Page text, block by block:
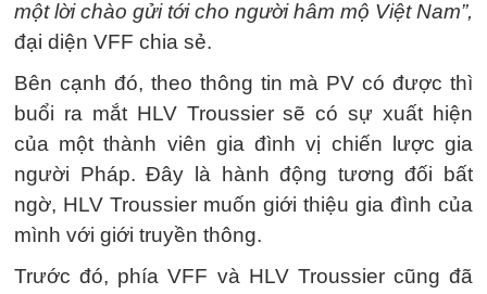
một lời chào gửi tới cho người hâm mộ Việt Nam”,
đại diện VFF chia sẻ.
Bên cạnh đó, theo thông tin mà PV có được thì
buổi ra mắt HLV Troussier sẽ có sự xuất hiện
của một thành viên gia đình vị chiến lược gia
người Pháp. Đây là hành động tương đối bất
ngờ, HLV Troussier muốn giới thiệu gia đình của
mình với giới truyền thông.
Trước đó, phía VFF và HLV Troussier cũng đã